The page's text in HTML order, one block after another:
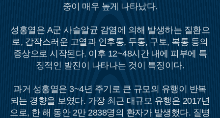
중이 매우 높게 나타났다.
성홍열은 A군 사슬알균 감염에 의해 발생하는 질환으
로, 갑작스러운 고열과 인후통, 두통, 구토, 복통 등의
증상으로 시작된다. 이후 12~48시간 내에 피부에 특
징적인 발진이 나타나는 것이 특징이다.
과거 성홍열은 3~4년 주기로 큰 규모의 유행이 반복
되는 경향을 보였다. 가장 최근 대규모 유행은 2017년
으로, 한 해 동안 2만 2838명의 환자가 발생했다. 질병